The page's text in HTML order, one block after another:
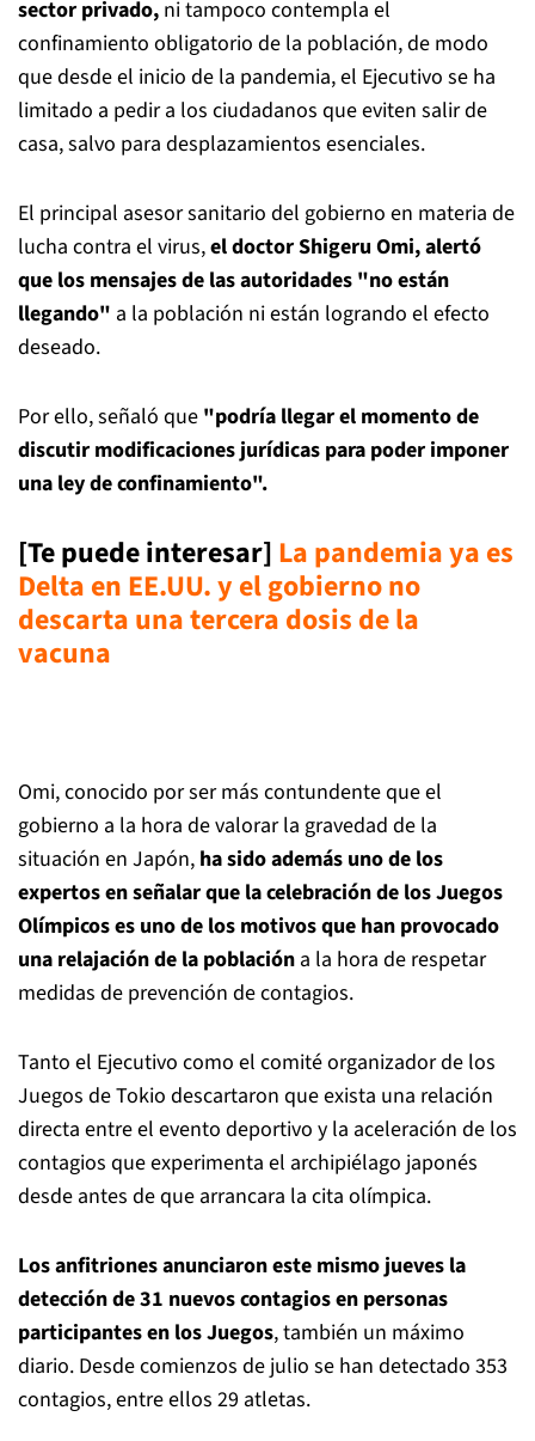
sector privado, ni tampoco contempla el
confinamiento obligatorio de la población, de modo
que desde el inicio de la pandemia, el Ejecutivo se ha
limitado a pedir a los ciudadanos que eviten salir de
casa, salvo para desplazamientos esenciales.
El principal asesor sanitario del gobierno en materia de
lucha contra el virus,el doctor Shigeru Omi, alertó
que los mensajes de las autoridades "no están
llegando" a la población ni están logrando el efecto
deseado.
Por ello, señaló que "podría llegar el momento de
discutir modificaciones jurídicas para poder imponer
una ley de confinamiento".
[Te puede interesar] La pandemia ya es
Delta en EE.UU. y el gobierno no
descarta una tercera dosis de la
vacuna
Omi, conocido por ser más contundente que el
gobierno a la hora de valorar la gravedad de la
situación en Japón, ha sido además uno de los
expertos en señalar que la celebración de los Juegos
Olímpicos es uno de los motivos que han provocado
una relajación de la población a la hora de respetar
medidas de prevención de contagios.
Tanto el Ejecutivo como el comité organizador de los
Juegos de Tokio descartaron que exista una relación
directa entre el evento deportivo y la aceleración de los
contagios que experimenta el archipiélago japonés
desde antes de que arrancara la cita olímpica.
Los anfitriones anunciaron este mismo jueves la
detección de 31 nuevos contagios en personas
participantes en los Juegos, también un máximo
diario. Desde comienzos de julio se han detectado 353
contagios, entre ellos 29 atletas.